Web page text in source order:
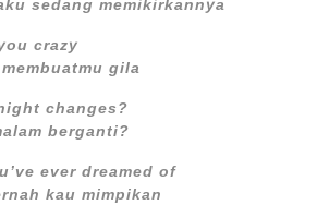
sedang memikirkannya
crazy
gila
changes?
berganti?
ever dreamed of
kau mimpikan